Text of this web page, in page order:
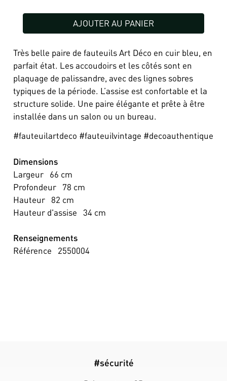
AJOUTER AU PANIER
Très belle paire de fauteuils Art Déco en cuir bleu, en
parfait état. Les accoudoirs et les côtés sont en
plaquage de palissandre, avec des lignes sobres
typiques de la période. L’assise est confortable et la
structure solide. Une paire élégante et prête à être
installée dans un salon ou un bureau.
#fauteuilartdeco #fauteuilvintage #decoauthentique
Dimensions
Largeur
66 cm
Profondeur
78 cm
Hauteur
82 cm
Hauteur d'assise
34 cm
Renseignements
Référence
2550004
#sécurité